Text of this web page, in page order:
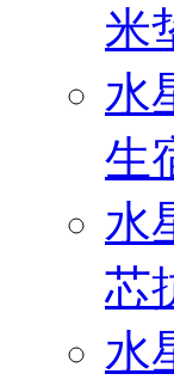
米
水
生
水
芯
水